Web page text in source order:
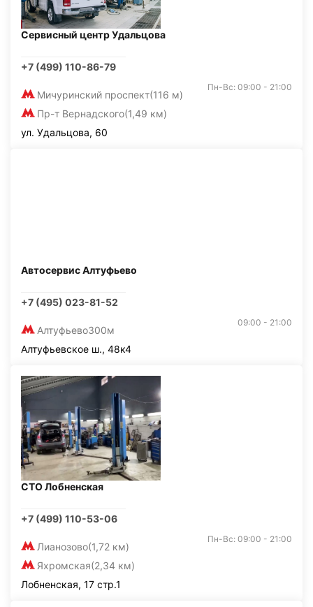
Сервисный центр Удальцова
+7 (499) 110-86-79
Мичуринский проспект(116 м)
Пр-т Вернадского(1,49 км)
Пн-Вс: 09:00 - 21:00
ул. Удальцова, 60
Автосервис Алтуфьево
+7 (495) 023-81-52
Алтуфьево300м
09:00 - 21:00
Алтуфьевское ш., 48к4
СТО Лобненская
+7 (499) 110-53-06
Лианозово(1,72 км)
Яхромская(2,34 км)
Пн-Вс: 09:00 - 21:00
Лобненская, 17 стр.1